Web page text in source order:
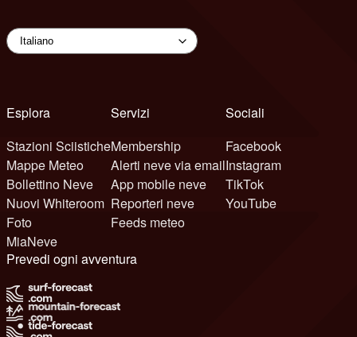
Esplora
Stazioni Sciistiche
Mappe Meteo
Bollettino Neve
Nuovi Whiteroom
Foto
MiaNeve
Servizi
Membership
Alerti neve via email
App mobile neve
Reporteri neve
Feeds meteo
Sociali
Facebook
Instagram
TikTok
YouTube
Prevedi ogni avventura